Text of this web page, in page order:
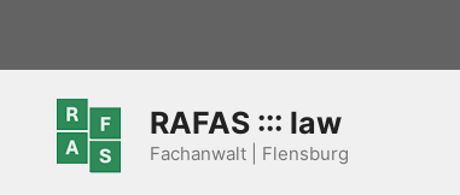
springen
RAFAS ::: law
Fachanwalt | Flensburg